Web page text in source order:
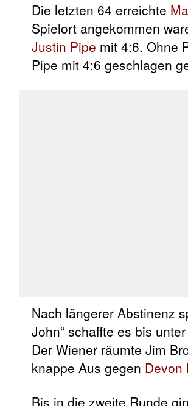
Die letzten 64 erreichte
Spielort angekommen
Justin Pipe mit 4:6. Ohne
Pipe mit 4:6 geschlagen
Nach längerer Abstinenz
John“ schaffte es bis
Der Wiener räumte Jim
knappe Aus gegen Devon
Bis in die zweite Runde